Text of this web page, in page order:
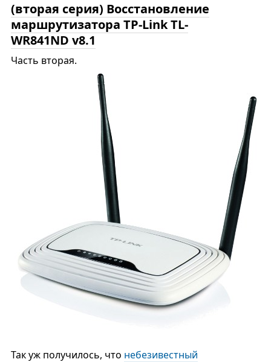
(вторая серия) Восстановление
маршрутизатора TP-Link TL-
WR841ND v8.1
Часть вторая.
Так уж получилось, что небезивестный